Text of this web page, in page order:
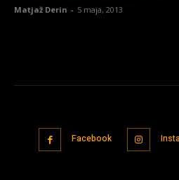
Matjaž Derin - 5 maja, 2013
Facebook